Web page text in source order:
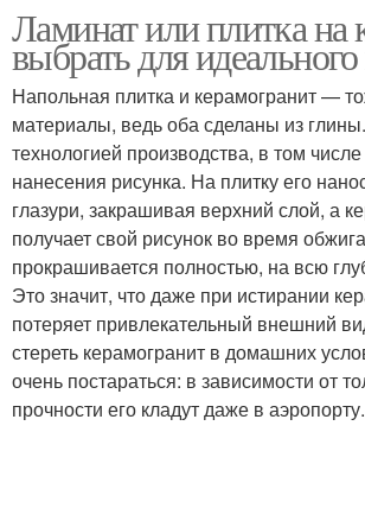
Ламинат или плитка на
выбрать для
Напольная плитка и керамогранит —
материалы, ведь оба сделаны из
технологией производства, в том
нанесения рисунка. На плитку его
глазури, закрашивая верхний слой, а
получает свой рисунок во время
прокрашивается полностью, на всю
Это значит, что даже при истирании
потеряет привлекательный внешний
стереть керамогранит в домашних
очень постараться: в зависимости от
прочности его кладут даже в аэропорту.